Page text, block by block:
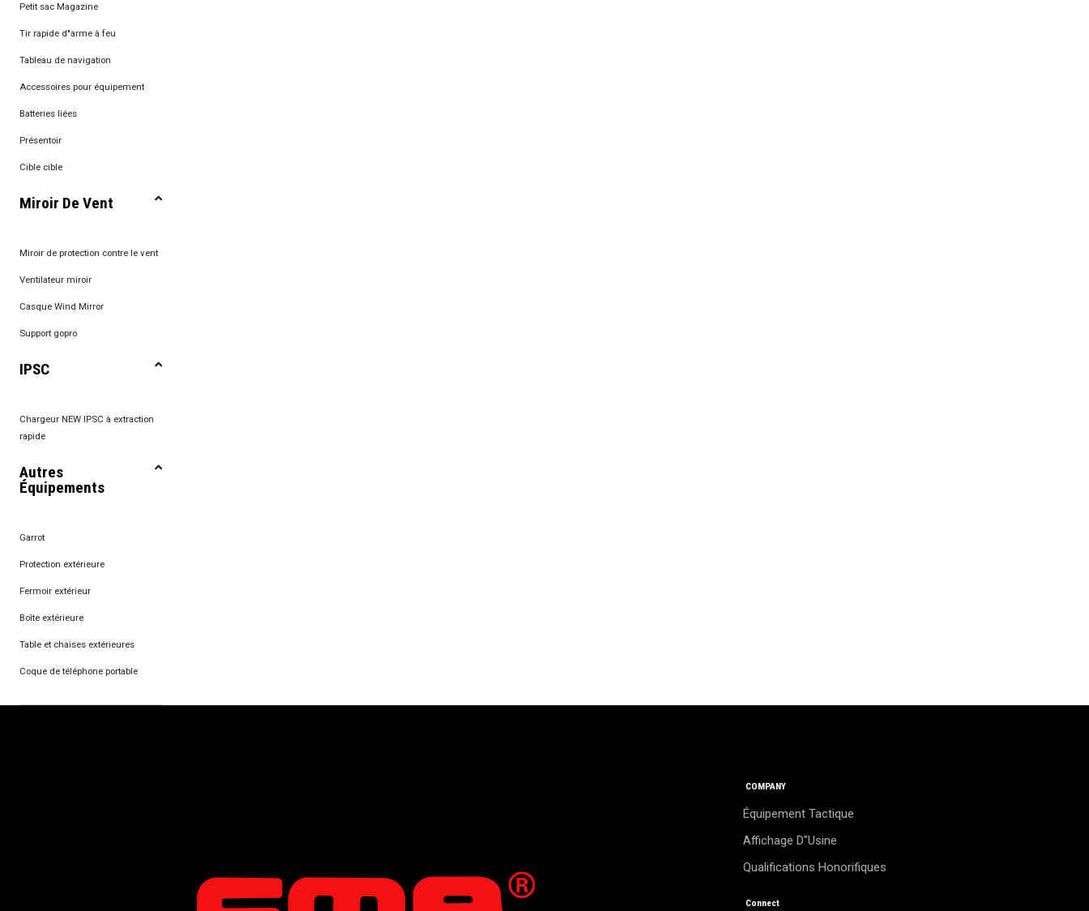
Petit sac Magazine
Tir rapide d"arme à feu
Tableau de navigation
Accessoires pour équipement
Batteries liées
Présentoir
Cible cible
Miroir De Vent
Miroir de protection contre le vent
Ventilateur miroir
Casque Wind Mirror
Support gopro
IPSC
Chargeur NEW IPSC à extraction
rapide
Autres
Équipements
Garrot
Protection extérieure
Fermoir extérieur
Boîte extérieure
Table et chaises extérieures
Coque de téléphone portable
COMPANY
Équipement Tactique
Affichage D"usine
Qualifications Honorifiques
Connect